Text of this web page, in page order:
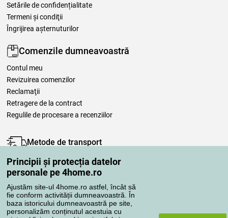
Principii și protecția datelor
personale pe 4home.ro
Ajustăm site-ul 4home.ro astfel, încât să
fie conform activității dumneavoastră. În
baza istoricului dumneavoastră pe site,
personalizăm conținutul acestuia cu
Setările de confidențialitate
Termeni şi condiţii
Îngrijirea așternuturilor
Comenzile dumneavoastră
Contul meu
Revizuirea comenzilor
Reclamaţii
Retragere de la contract
Regulile de procesare a recenziilor
Metode de transport
Metode de plată
Magazin de încredere